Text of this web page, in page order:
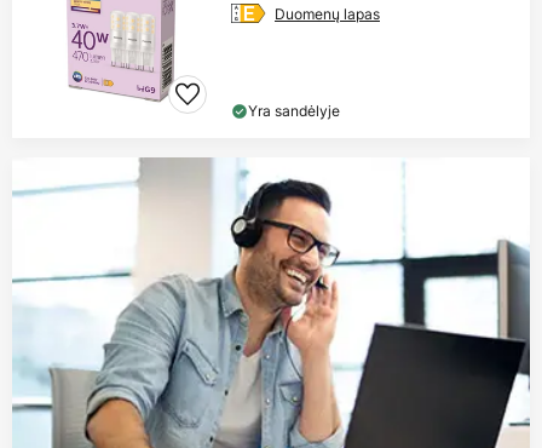
Duomenų lapas
Yra sandėlyje